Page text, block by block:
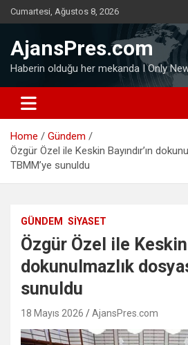
Skip
to
Cumartesi, Ağustos 8, 2026
AjansPres.com
Haberin olduğu her mekanda I Only
Home
Gündem
Özgür Özel ile Keskin Bayındır’ın
TBMM’ye sunuldu
GÜNDEM SIYASET
Özgür Özel ile Keskin
dokunulmazlık
sunuldu
18 Mayıs 2026 AjansPres.com